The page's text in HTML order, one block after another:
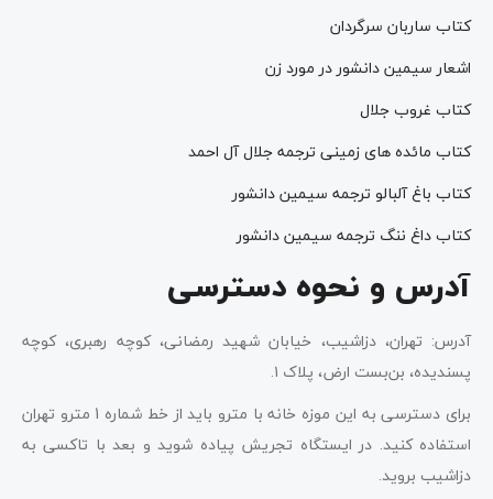
کتاب ساربان سرگردان
اشعار سیمین دانشور در مورد زن
کتاب غروب جلال
کتاب مائده های زمینی ترجمه جلال آل احمد
کتاب باغ آلبالو ترجمه سیمین دانشور
کتاب داغ ننگ ترجمه سیمین دانشور
آدرس و نحوه دسترسی
آدرس: تهران، دزاشیب، خیابان شهید رمضانی، کوچه رهبری، کوچه
پسندیده، بن‌بست ارض، پلاک ۱.
برای دسترسی به این موزه خانه با مترو باید از خط شماره 1 مترو تهران
استفاده کنید. در ایستگاه تجریش پیاده شوید و بعد با تاکسی به
دزاشیب بروید.